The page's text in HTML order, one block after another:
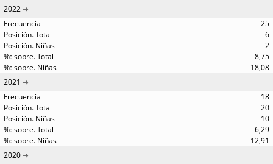
2022
25
6
2
8,75
18,08
2021
18
20
10
6,29
12,91
2020